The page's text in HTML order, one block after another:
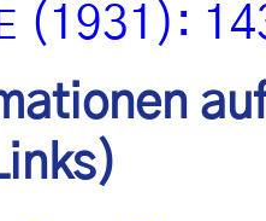
(1931):